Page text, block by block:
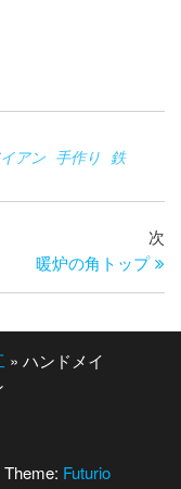
アン 手作り 鉄
投
次
暖炉の角トップ
» ハンドメイ
Theme: Futurio